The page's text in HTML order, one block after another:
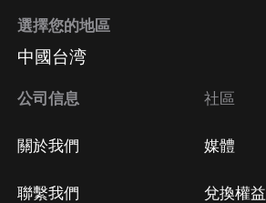
方法 Google Play取消訂閱方法
選擇您的地區
中國台湾
公司信息
關於我們
聯繫我們
社區
媒體
兌換權益